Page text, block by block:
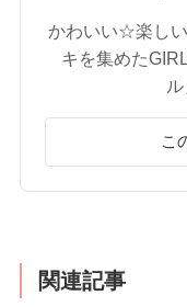
かわいい☆楽し
キを集めた
こ
関連記事